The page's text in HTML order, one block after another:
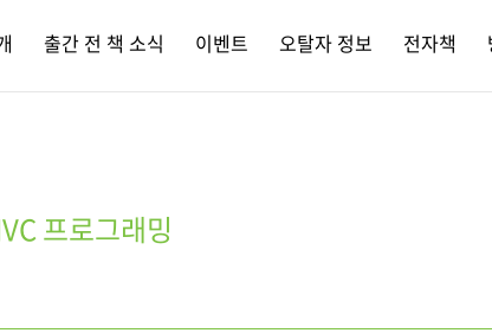
출간 전 책 소식 이벤트 오탈자 정보 전자책
프로그래밍